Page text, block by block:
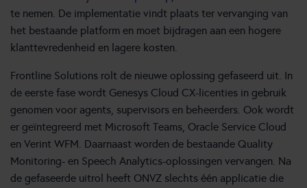
te nemen. De implementatie vindt plaats ter vervanging van
het bestaande platform en moet bijdragen aan een hogere
klanttevredenheid en lagere kosten.
Frontline Solutions rolt de nieuwe oplossing gefaseerd uit. In
de eerste fase wordt Genesys Cloud CX-licenties in gebruik
genomen voor agents, supervisors en beheerders. Ook wordt
er geïntegreerd met Microsoft Teams, Oracle Service Cloud
en Verint WFM. Daarnaast worden de bestaande Quality
Monitoring- en Speech Analytics-oplossingen vervangen. Na
de gefaseerde uitrol heeft ONVZ slechts één applicatie die